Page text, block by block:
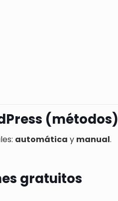
(métodos)
automática y manual.
gratuitos